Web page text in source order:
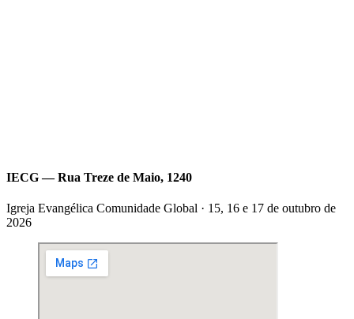
IECG — Rua Treze de Maio, 1240
Igreja Evangélica Comunidade Global · 15, 16 e 17 de outubro de
2026